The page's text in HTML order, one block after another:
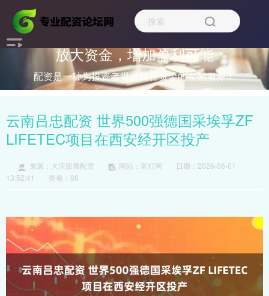
放大资金，增加盈利可能
配资是一种为投资者提供杠杆资金的金融服务！
云南吕忠配资 世界500强德国采埃孚ZF
LIFETEC项目在西安经开区投产
来源：大庆股票配资 网站：富灯网
日期：2026-06-01
13:52:41
查看：88